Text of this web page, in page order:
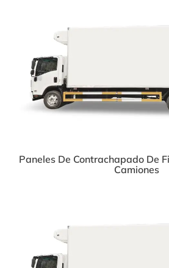
Paneles De Contrachapado De
Camiones